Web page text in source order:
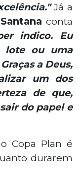
Já a
conta
indico. Eu
lote ou uma
a Deus,
um dos
de que,
do papel e
Copa Plan é
durarem